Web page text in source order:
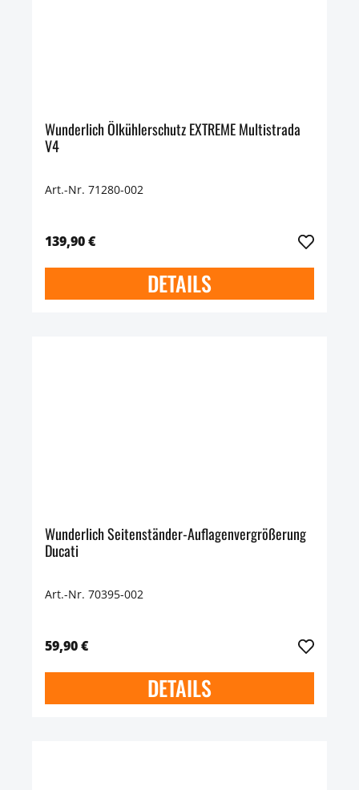
Wunderlich Ölkühlerschutz EXTREME Multistrada
V4
Art.-Nr. 71280-002
139,90 €
DETAILS
Wunderlich Seitenständer-Auflagenvergrößerung
Ducati
Art.-Nr. 70395-002
59,90 €
DETAILS